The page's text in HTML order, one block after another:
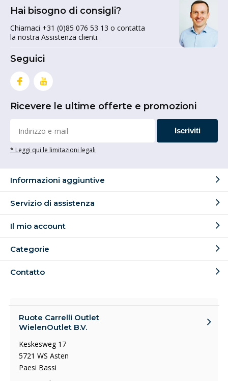
Hai bisogno di consigli?
Chiamaci +31 (0)85 076 53 13 o contatta
la nostra Assistenza clienti.
Seguici
Ricevere le ultime offerte e promozioni
Iscriviti
* Leggi qui le limitazioni legali
Informazioni aggiuntive
Servizio di assistenza
Il mio account
Categorie
Contatto
Ruote Carrelli Outlet
WielenOutlet B.V.
Keskesweg 17
5721 WS Asten
Paesi Bassi